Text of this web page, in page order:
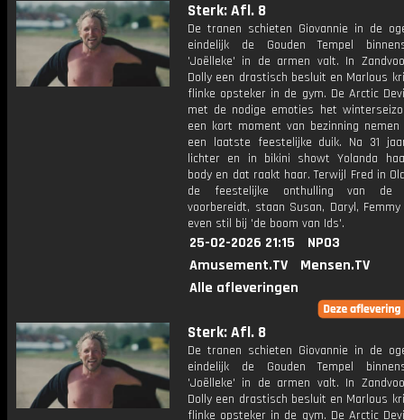
Sterk: Afl. 8
De tranen schieten Giovannie in de
eindelijk de Gouden Tempel
'Joëlleke' in de armen valt. In
Dolly een drastisch besluit en Marlous
flinke opsteker in de gym. De Arctic
met de nodige emoties het
een kort moment van bezinning nemen
een laatste feestelijke duik. Na 31
lichter en in bikini showt Yolanda
body en dat raakt haar. Terwijl Fred in
de feestelijke onthulling van de
voorbereidt, staan Susan, Daryl,
even stil bij 'de boom van Ids'.
25-02-2026 21:15
NPO3
Amusement.TV
Mensen.TV
Alle afleveringen
Sterk: Afl. 8
De tranen schieten Giovannie in de
eindelijk de Gouden Tempel
'Joëlleke' in de armen valt. In
Dolly een drastisch besluit en Marlous
flinke opsteker in de gym. De Arctic